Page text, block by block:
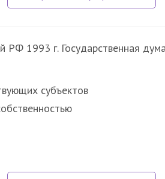
РФ 1993 г. Государственная дума
субъектов